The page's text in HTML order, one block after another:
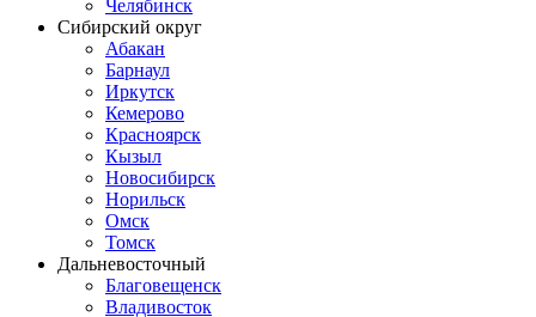
Челябинск
Сибирский округ
Абакан
Барнаул
Иркутск
Кемерово
Красноярск
Кызыл
Новосибирск
Норильск
Омск
Томск
Дальневосточный
Благовещенск
Владивосток